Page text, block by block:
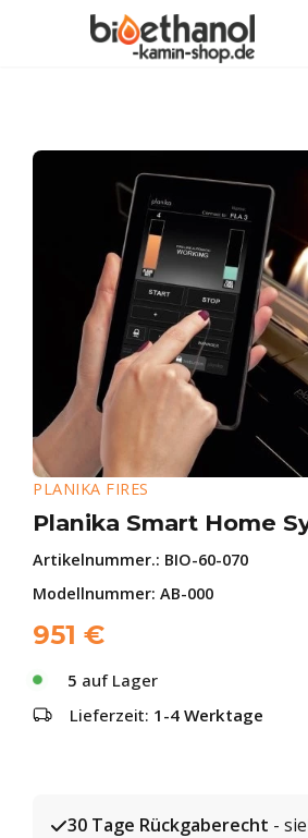
PLANIKA FIRES
Planika Smart Home
Artikelnummer.: BIO-60-070
Modellnummer: AB-000
951 €
5 auf Lager
Lieferzeit: 1-4 Werktage
30 Tage Rückgaberecht -